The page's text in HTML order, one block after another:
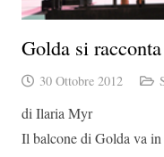
Golda si racconta
30 Ottobre 2012
di Ilaria Myr
Il balcone di Golda va